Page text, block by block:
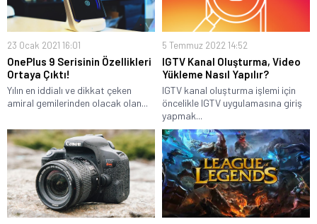
23 Ocak 2021 16:01
OnePlus 9 Serisinin Özellikleri
Ortaya Çıktı!
Yılın en iddialı ve dikkat çeken
amiral gemilerinden olacak olan...
5 Temmuz 2022 14:52
IGTV Kanal Oluşturma, Video
Yükleme Nasıl Yapılır?
IGTV kanal oluşturma işlemi için
öncelikle IGTV uygulamasına giriş
yapmak...